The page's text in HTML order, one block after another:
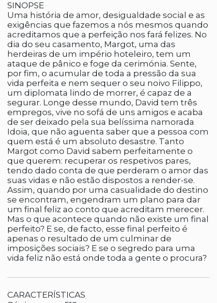
SINOPSE
Uma história de amor, desigualdade social e as
exigências que fazemos a nós mesmos quando
acreditamos que a perfeição nos fará felizes. No
dia do seu casamento, Margot, uma das
herdeiras de um império hoteleiro, tem um
ataque de pânico e foge da cerimónia. Sente,
por fim, o acumular de toda a pressão da sua
vida perfeita e nem sequer o seu noivo Filippo,
um diplomata lindo de morrer, é capaz de a
segurar. Longe desse mundo, David tem três
empregos, vive no sofá de uns amigos e acaba
de ser deixado pela sua belíssima namorada
Idoia, que não aguenta saber que a pessoa com
quem está é um absoluto desastre. Tanto
Margot como David sabem perfeitamente o
que querem: recuperar os respetivos pares,
tendo dado conta de que perderam o amor das
suas vidas e não estão dispostos a render-se.
Assim, quando por uma casualidade do destino
se encontram, engendram um plano para dar
um final feliz ao conto que acreditam merecer.
Mas o que acontece quando não existe um final
perfeito? E se, de facto, esse final perfeito é
apenas o resultado de um culminar de
imposições sociais? E se o segredo para uma
vida feliz não está onde toda a gente o procura?
CARACTERÍSTICAS